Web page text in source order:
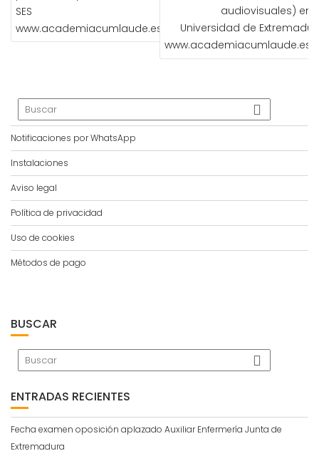
SES
www.academiacumlaude.es
audiovisuales) en
Universidad de
www.academiacumlaude.es
Notificaciones por WhatsApp
Instalaciones
Aviso legal
Política de privacidad
Uso de cookies
Métodos de pago
BUSCAR
ENTRADAS RECIENTES
Fecha examen oposición aplazado Auxiliar Enfermería Junta de
Extremadura